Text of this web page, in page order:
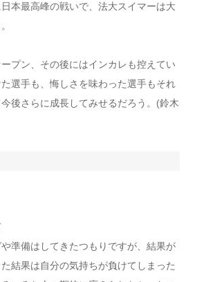
本最高峰の戦いで、法大スイマーは大
プン、その後にはインカレも控えてい
選手も、悔しさを味わった選手もそれ
後さらに成長してみせるだろう。(鈴木
準備はしてきたつもりですが、結果が
結果は自分の気持ちが負けてしまった